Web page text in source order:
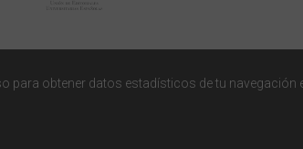
para obtener datos estadísticos de tu navegación